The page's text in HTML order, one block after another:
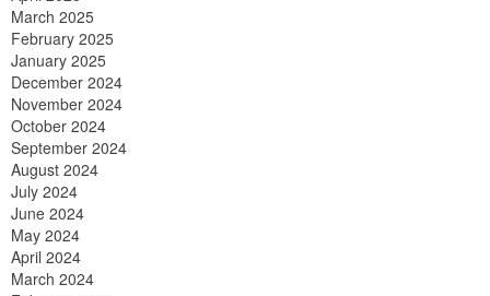
March 2025
February 2025
January 2025
December 2024
November 2024
October 2024
September 2024
August 2024
July 2024
June 2024
May 2024
April 2024
March 2024